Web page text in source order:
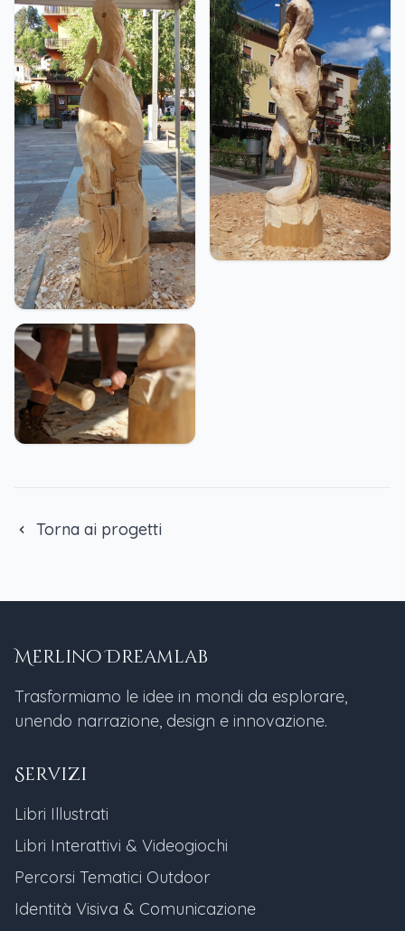
Torna ai progetti
Merlino Dreamlab
Trasformiamo le idee in mondi da esplorare,
unendo narrazione, design e innovazione.
Servizi
Libri Illustrati
Libri Interattivi & Videogiochi
Percorsi Tematici Outdoor
Identità Visiva & Comunicazione